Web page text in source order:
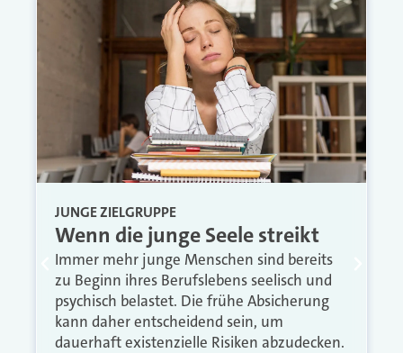
JUNGE ZIELGRUPPE
Wenn die junge Seele streikt
Immer mehr junge Menschen sind bereits
zu Beginn ihres Berufslebens seelisch und
psychisch belastet. Die frühe Absicherung
kann daher entscheidend sein, um
dauerhaft existenzielle Risiken abzudecken.